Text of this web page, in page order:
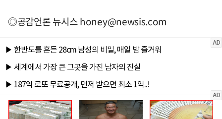
◎공감언론 뉴시스honey@newsis.com